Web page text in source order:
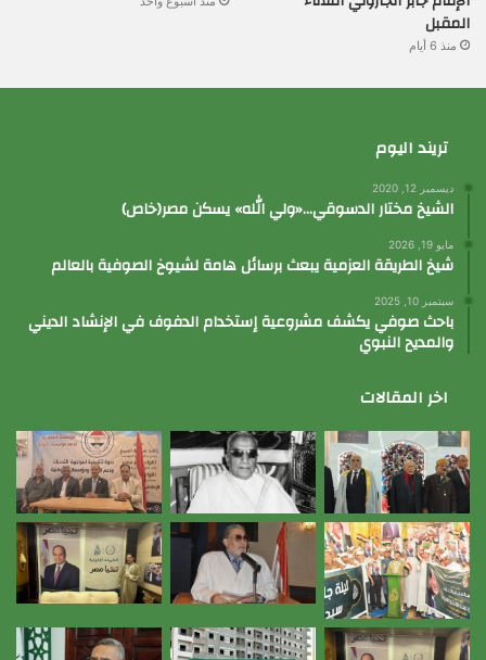
المقبل
منذ 6 أيام
تريند اليوم
ديسمبر 12, 2020
الشيخ مختار الدسوقي…«ولي الله» يسكن مصر(خاص)
مايو 19, 2026
شيخ الطريقة العزمية يبعث برسائل هامة لشيوخ الصوفية بالعالم
سبتمبر 10, 2025
باحث صوفي يكشف مشروعية إستخدام الدفوف في الإنشاد الديني
والمديح النبوي
اخر المقالات